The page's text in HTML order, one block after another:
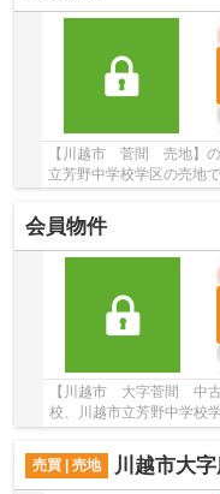
【川越市 菅間 売地】
立芳野中学校学区の売地
能の売地です。 お気軽に
会員物件
【川越市 大字菅間 中古戸建】
校、川越市立芳野中学校学区の中古戸
売買 | 売地
川越市大